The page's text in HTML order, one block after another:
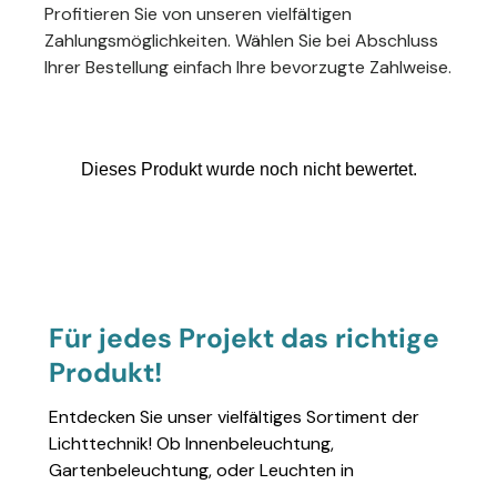
Profitieren Sie von unseren vielfältigen
Zahlungsmöglichkeiten. Wählen Sie bei Abschluss
Ihrer Bestellung einfach Ihre bevorzugte Zahlweise.
Für jedes Projekt das richtige
Produkt!
Entdecken Sie unser vielfältiges Sortiment der
Lichttechnik! Ob Innenbeleuchtung,
Gartenbeleuchtung, oder Leuchten in